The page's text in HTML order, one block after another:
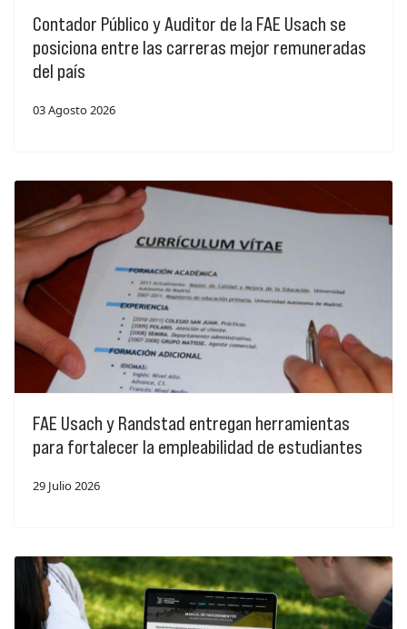
Contador Público y Auditor de la FAE Usach se
posiciona entre las carreras mejor remuneradas
del país
03 Agosto 2026
FAE Usach y Randstad entregan herramientas
para fortalecer la empleabilidad de estudiantes
29 Julio 2026